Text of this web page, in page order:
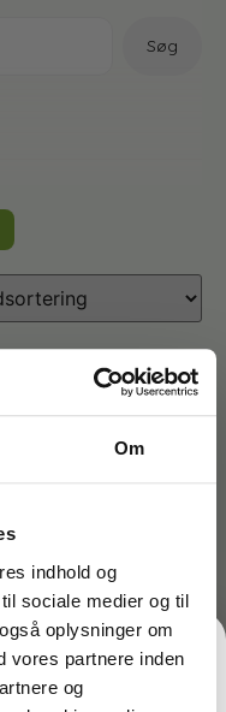
Om
indhold og
sociale medier og til
oplysninger om
vores partnere inden
og
Søg